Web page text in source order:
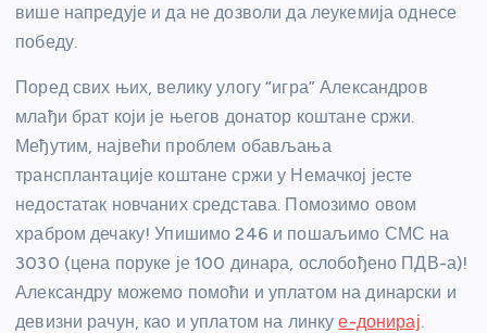
више напредује и да не дозволи да леукемија однесе
победу.
Поред свих њих, велику улогу “игра” Александров
млађи брат који је његов донатор коштане сржи.
Међутим, највећи проблем обављања
трансплантације коштане сржи у Немачкој јесте
недостатак новчаних средстава. Помозимо овом
храбром дечаку! Упишимо 246 и пошаљимо СМС на
3030 (цена поруке је 100 динара, ослобођено ПДВ-а)!
Александру можемо помоћи и уплатом на динарски и
девизни рачун, као и уплатом на линкуе-донирај.